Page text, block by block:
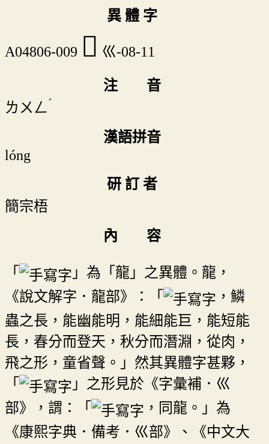
異 體 字
A04806-009 𢀀 巛-08-11
注 音
ㄌㄨㄥˊ
漢語拼音
lóng
研 訂 者
簡宗梧
內 容
「
」為「龍」之異體。龍，
《說文解字．龍部》：「
，鱗
蟲之長，能幽能明，能細能巨，能短能
長，春分而登天，秋分而潛淵，從肉，
飛之形，童省聲。」然其異體字甚夥，
「
」之形見於《字彙補．巛
部》，謂：「
，同龍。」為
《康熙字典．備考．巛部》、《中文大